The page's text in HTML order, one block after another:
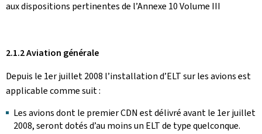
aux dispositions pertinentes de l’Annexe 10 Volume III
2.1.2 Aviation générale
Depuis le 1er juillet 2008 l’installation d’ELT sur les avions est
applicable comme suit :
Les avions dont le premier CDN est délivré avant le 1er juillet
2008, seront dotés d’au moins un ELT de type quelconque.